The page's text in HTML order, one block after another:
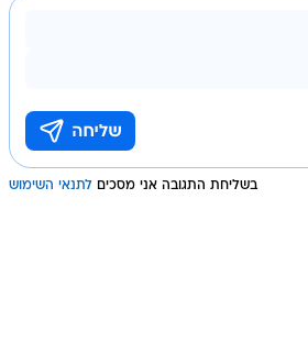
בשליחת התגובה אני מסכים לתנאי השימוש